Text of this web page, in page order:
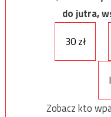
do jutra,
30 zł
Zobacz kto